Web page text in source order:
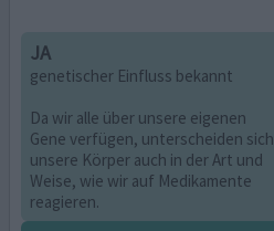
JA
genetischer Einfluss bekannt
Da wir alle über unsere eigenen
Gene verfügen, unterscheiden sich
unsere Körper auch in der Art und
Weise, wie wir auf Medikamente
reagieren.